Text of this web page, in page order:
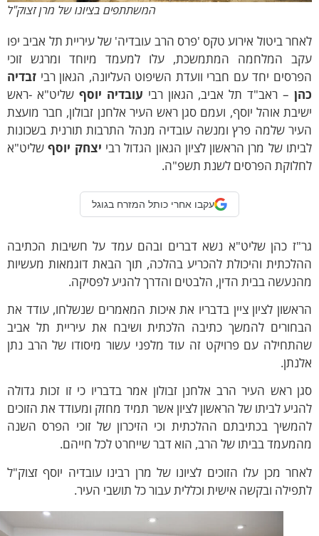
המשתתפים בציונו של מרן זצוק"ל
ביטול אירוע טקס 'פרס הרב עובדיה' של עיריית תל אביב יפו
המלחמה המתמשכת, עלו למעמד מיוחד ומרגש זוכי
יחד עם חברי וועדת השיפוט העליונה, הגאון רבי זבדיה
– ראב"ד תל אביב, הגאון רבי עובדיה יוסףשליט"א -ראש
אוהל יוסף, ועמם סגן ראש העיר אלחנן זבולון, חבר מועצת
שלמה פרץ ומנשה עובדיה מנהל התרבות תורנית בשכונות
של מרן הראשון לציון הגאון הגדול רבי יצחק יוסףשליט"א
הפרסים לשנת תשפ"ה.
עקבו אחרי כותל המזרח בגוגל
כהן שליט"א נשא דברים ובהם עמד על חשיבות הכתיבה
והיכולת להכריע בהלכה, תוך הבאת דוגמאות מעשיות
בבית הדין, הלבטים והדרך להגיע לפסיקה.
לציון ציין בדבריו את איכות המאמרים שנשלחו, עודד את
להמשך כתיבה הלכתית ושיבח את עיריית תל אביב
עם פרויקט זה עוד מלפני עשור מיסודו של הרב נתן
ראש העיר הרב אלחנן זבולון אמר בדבריו כי זו זכות גדולה
לביתו של הראשון לציון אשר תמיד מחזק ומעודד את הזוכים
בכתיבתם ההלכתית וכי הזיכרון של זוכי הפרס השנה
בביתו של הרב, הוא דבר שייחרט לכל חייהם.
מכן עלו הזוכים לציונו של מרן רבינו עובדיה יוסף זצוק"ל
ובקשה אישית וכללית עבור כל תושבי העיר.